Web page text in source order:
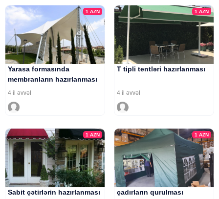
1AZN
Yarasa formasında
membranların hazırlanması
4 il əvvəl
1 AZN
T tipli tentləri hazırlanması
4 il əvvəl
1AZN
Sabit çətirlərin hazırlanması
1 AZN
çadırların qurulması